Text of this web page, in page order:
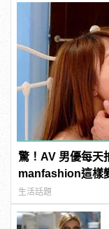
驚！AV 男優每天
manfashion這樣
生活話題